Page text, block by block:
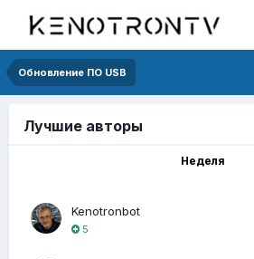
Обновление ПО USB
Лучшие авторы
Неделя
Kenotronbot
5